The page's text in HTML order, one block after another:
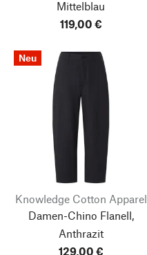
Mittelblau
119,00 €
Neu
Knowledge Cotton Apparel
Damen-Chino Flanell,
Anthrazit
129,00 €